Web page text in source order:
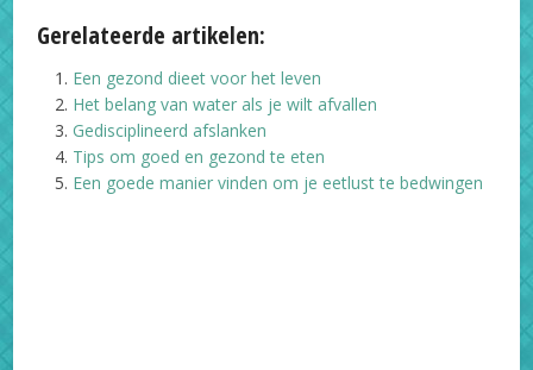
Gerelateerde artikelen:
Een gezond dieet voor het leven
Het belang van water als je wilt afvallen
Gedisciplineerd afslanken
Tips om goed en gezond te eten
Een goede manier vinden om je eetlust te bedwingen